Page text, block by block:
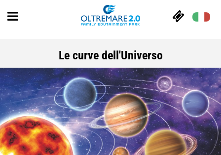
Le curve dell'Universo